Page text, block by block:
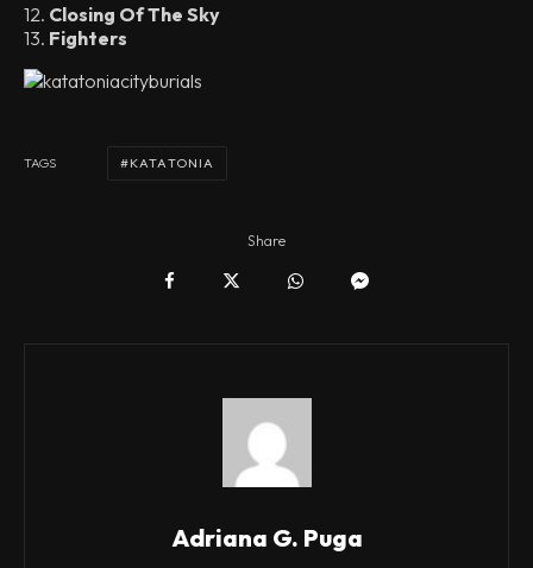
12. Closing Of The Sky
13. Fighters
TAGS KATATONIA
Share
Adriana G. Puga